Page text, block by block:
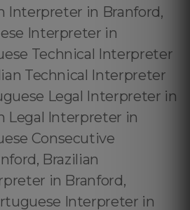
Interpreter in Branford,
Interpreter in
Technical Interpreter
Technical Interpreter
Legal Interpreter in
Legal Interpreter in
Consecutive
Brazilian
in Branford,
Interpreter in